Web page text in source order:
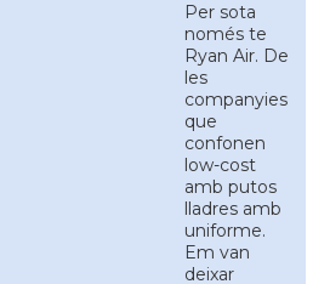
Per sota
només te
Ryan Air. De
les
companyies
que
confonen
low-cost
amb putos
lladres amb
uniforme.
Em van
deixar